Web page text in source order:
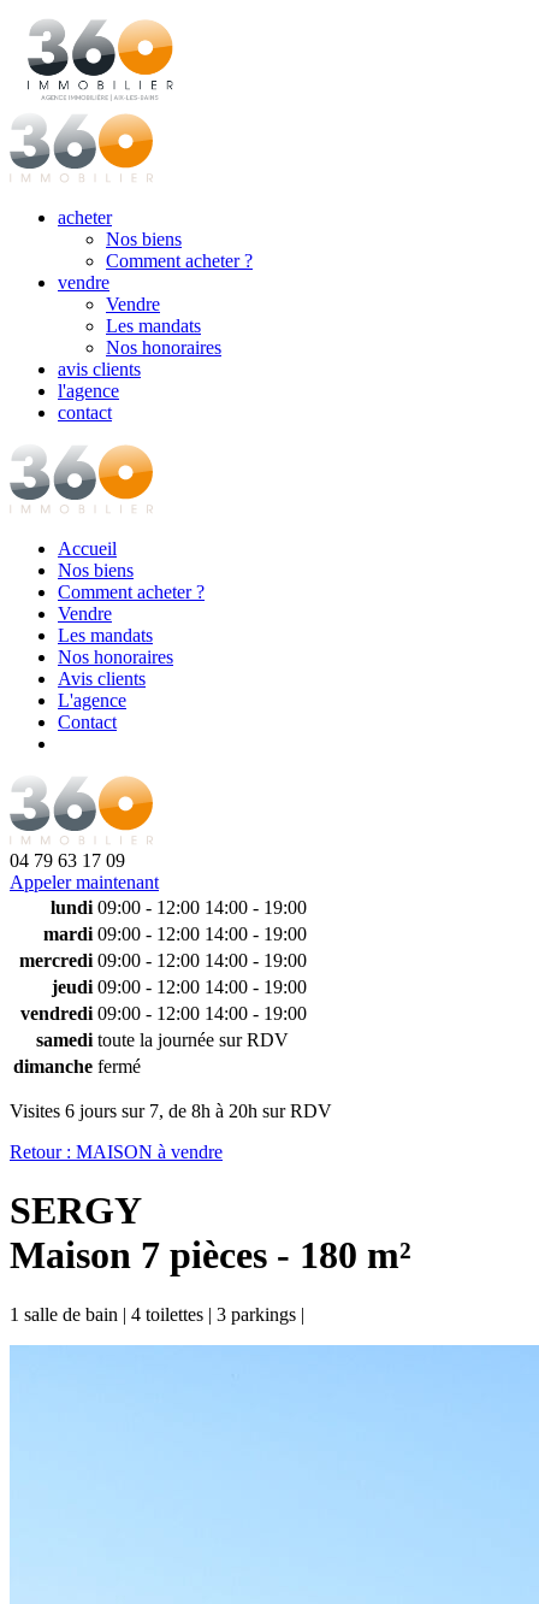
acheter
Nos biens
Comment acheter ?
vendre
Vendre
Les mandats
Nos honoraires
avis clients
l'agence
contact
Accueil
Nos biens
Comment acheter ?
Vendre
Les mandats
Nos honoraires
Avis clients
L'agence
Contact
04 79 63 17 09
Appeler maintenant
lundi 09:00 - 12:00 14:00 - 19:00
mardi 09:00 - 12:00 14:00 - 19:00
mercredi 09:00 - 12:00 14:00 - 19:00
jeudi 09:00 - 12:00 14:00 - 19:00
vendredi 09:00 - 12:00 14:00 - 19:00
samedi toute la journée sur RDV
dimanche fermé
Visites 6 jours sur 7, de 8h à 20h sur RDV
Retour : MAISON à vendre
SERGY
Maison 7 pièces - 180 m²
1 salle de bain | 4 toilettes | 3 parkings |